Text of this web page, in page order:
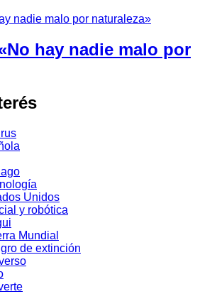
hay nadie malo por
Unidos
y robótica
Mundial
de extinción